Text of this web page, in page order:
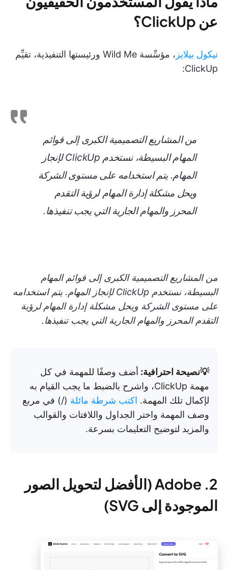
عن ClickUp؟
نيكول بيلايز
، مؤسِّسة Wild Me ورئيستها التنفيذية، تقيِّم
ClickUp:
من المشاريع التصميمية الكبرى إلى قوائم
المهام البسيطة، نستخدم ClickUp لإنجاز
المهام. يتم استخدامه على مستوى الشركة
ويحل مشكلة إدارة المهام لرؤية التقدم
المحرز والمهام الجارية التي يجب تنفيذها.
من المشاريع التصميمية الكبرى إلى قوائم المهام
البسيطة، نستخدم ClickUp لإنجاز المهام. يتم استخدامه
على مستوى الشركة ويحل مشكلة إدارة المهام لرؤية
التقدم المحرز والمهام الجارية التي يجب تنفيذها.
💡نصيحة احترافية: أضف وصفًا للمهمة في كل
مهمة ClickUp، واشرح بالضبط ما يجب القيام به
لإكمال تلك المهمة. اكتب شرطة مائلة (/) في مربع
وصف المهمة واختر الجداول واللافتات والقوالب
والمزيد لتوضيح التعليمات بسرعة.
2. Adobe (الأفضل لتحويل الصور
الموجودة إلى SVG)